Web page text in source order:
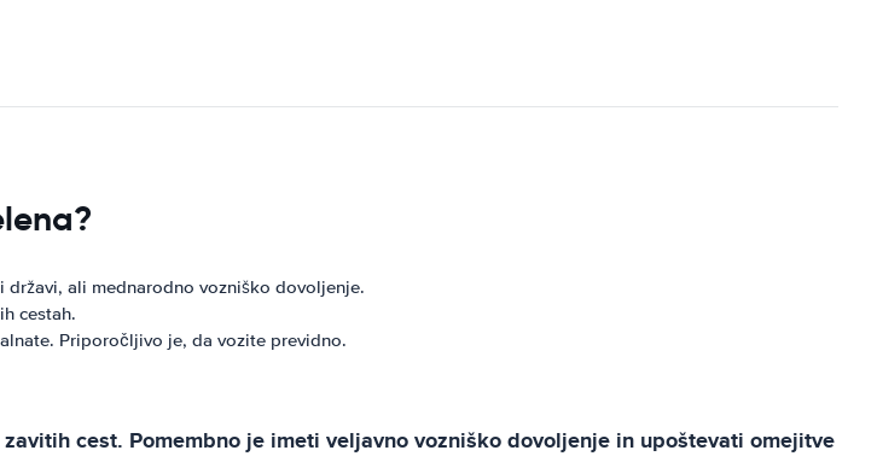
ali mednarodno vozniško dovoljenje.
cestah.
Priporočljivo je, da vozite previdno.
cest. Pomembno je imeti veljavno vozniško dovoljenje in upoštevati omejitve